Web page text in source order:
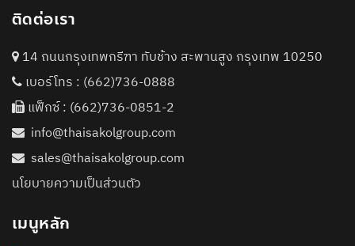
ติดต่อเรา
14 ถนนกรุงเทพกรีฑา ทับช้าง สะพานสูง กรุงเทพ 10250
เบอร์โทร : (662)736-0888
แฟ็กซ์ : (662)736-0851-2
info@thaisakolgroup.com
sales@thaisakolgroup.com
นโยบายความเป็นส่วนตัว
เมนูหลัก